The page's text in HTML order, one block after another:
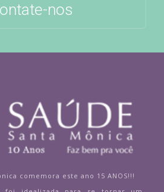
nos
comemora este ano 15 ANOS!!!